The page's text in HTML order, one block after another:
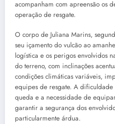
acompanham com apreensão os
operação de resgate.
O corpo de Juliana Marins,
seu içamento do vulcão ao
logística e os perigos envolvidos
do terreno, com inclinações
condições climáticas variáveis,
equipes de resgate. A dificuldade
queda e a necessidade de
garantir a segurança dos
particularmente árdua.